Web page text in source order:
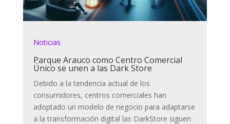
Noticias
Parque Arauco como Centro Comercial
Único se unen a las Dark Store
Debido a la tendencia actual de los
consumidores, centros comerciales han
adoptado un modelo de negocio para adaptarse
a la transformación digital las DarkStore siguen